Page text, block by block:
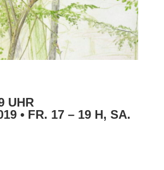
UHR
• FR. 17 – 19 H, SA.